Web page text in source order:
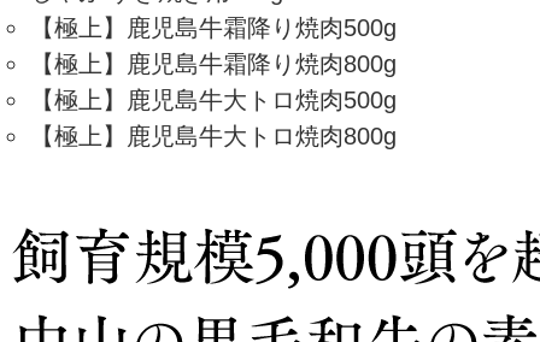
【極上】鹿児島牛霜降り焼肉500g
【極上】鹿児島牛霜降り焼肉800g
【極上】鹿児島牛大トロ焼肉500g
【極上】鹿児島牛大トロ焼肉800g